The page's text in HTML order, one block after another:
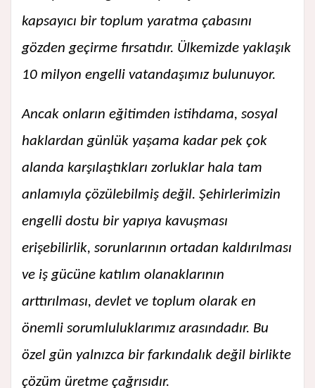
kapsayıcı bir toplum yaratma çabasını
gözden geçirme fırsatıdır. Ülkemizde yaklaşık
10 milyon engelli vatandaşımız bulunuyor.
Ancak onların eğitimden istihdama, sosyal
haklardan günlük yaşama kadar pek çok
alanda karşılaştıkları zorluklar hala tam
anlamıyla çözülebilmiş değil. Şehirlerimizin
engelli dostu bir yapıya kavuşması
erişebilirlik, sorunlarının ortadan kaldırılması
ve iş gücüne katılım olanaklarının
arttırılması, devlet ve toplum olarak en
önemli sorumluluklarımız arasındadır. Bu
özel gün yalnızca bir farkındalık değil birlikte
çözüm üretme çağrısıdır.